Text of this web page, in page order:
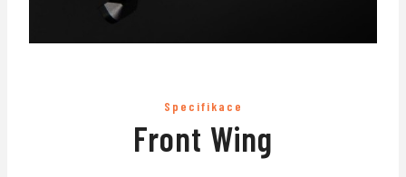
Specifikace
Front Wing